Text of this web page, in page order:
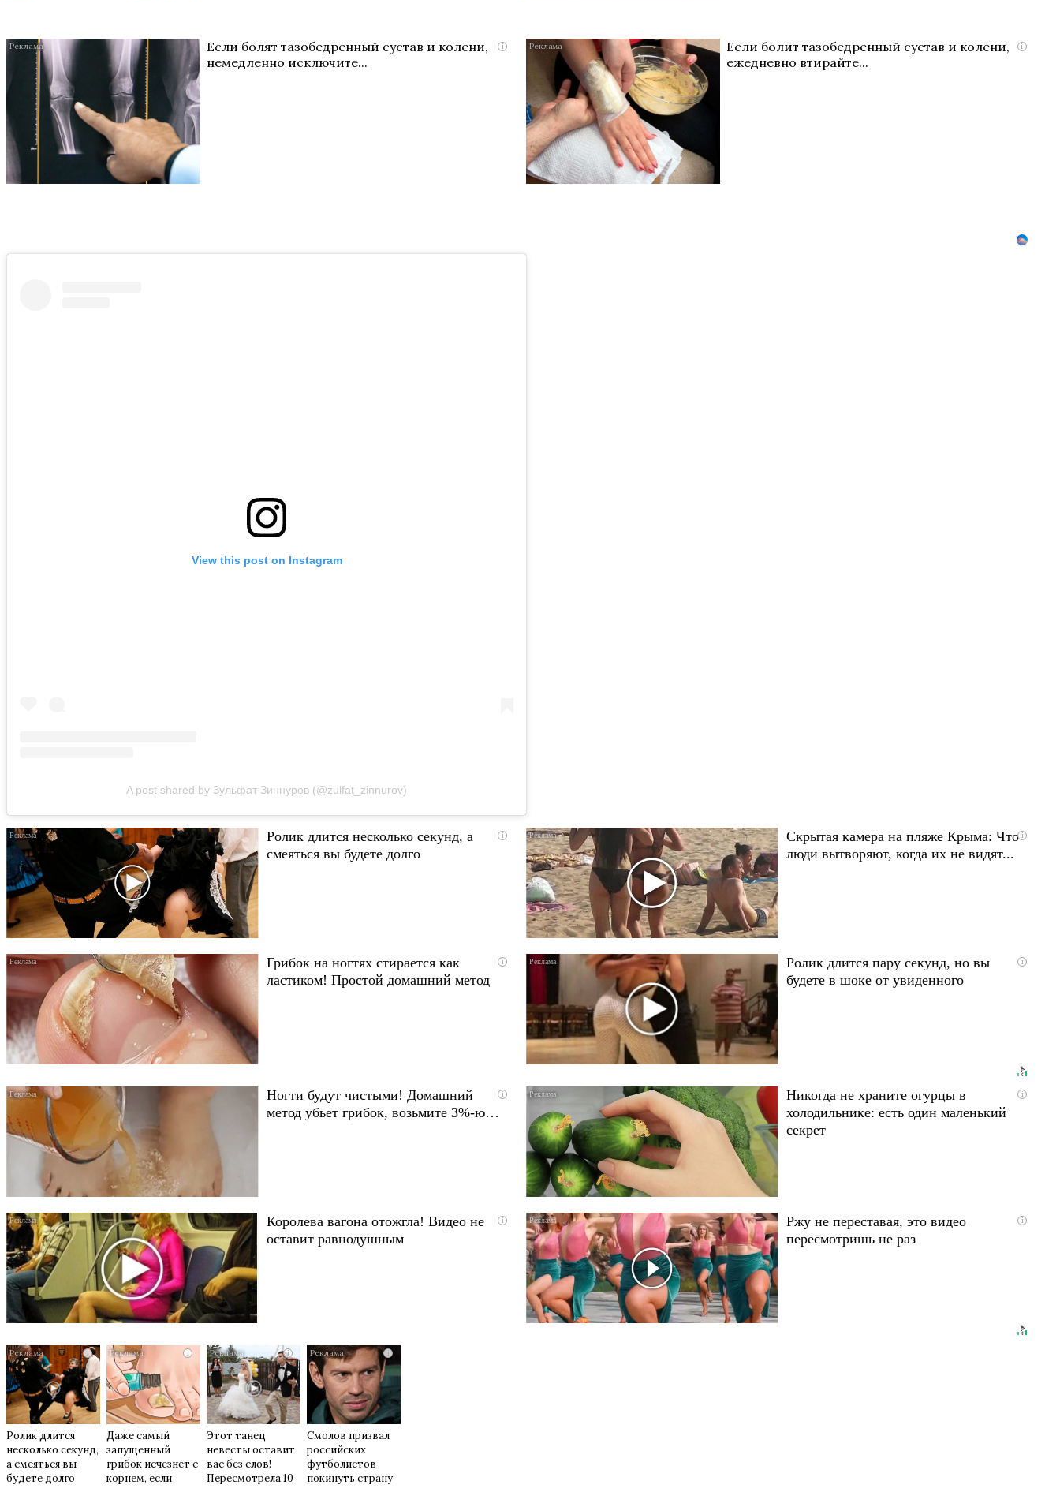
i
Если болят тазобедренный сустав и колени,
немедленно исключите...
i
Если болит тазобедренный сустав и колени,
ежедневно втирайте...
View this post on Instagram
A post shared by Зульфат Зиннуров (@zulfat_zinnurov)
i
Ролик длится несколько секунд, а
смеяться вы будете долго
i
Скрытая камера на пляже Крыма: Что
люди вытворяют, когда их не видят...
i
Грибок на ногтях стирается как
ластиком! Простой домашний метод
i
Ролик длится пару секунд, но вы
будете в шоке от увиденного
i
Ногти будут чистыми! Домашний
метод убьет грибок, возьмите 3%-ю…
i
Никогда не храните огурцы в
холодильнике: есть один маленький
секрет
i
Королева вагона отожгла! Видео не
оставит равнодушным
i
Ржу не переставая, это видео
пересмотришь не раз
i
Ролик длится
несколько секунд,
а смеяться вы
будете долго
i
Даже самый
запущенный
грибок исчезнет с
корнем, если
i
Этот танец
невесты оставит
вас без слов!
Пересмотрела 10
i
Смолов призвал
российских
футболистов
покинуть страну